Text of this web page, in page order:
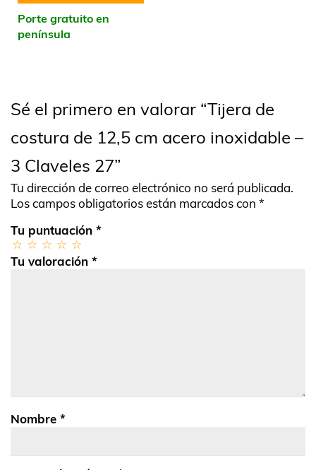
Porte gratuito en
península
Sé el primero en valorar “Tijera de
costura de 12,5 cm acero inoxidable –
3 Claveles 27”
Tu dirección de correo electrónico no será publicada.
Los campos obligatorios están marcados con *
Tu puntuación *
Tu valoración *
Nombre *